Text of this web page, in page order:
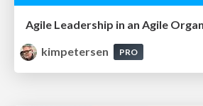
Agile Leadership in an Agile
kimpetersen
PRO